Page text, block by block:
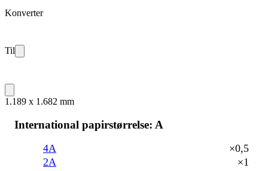
Konverter
Til
1.189 x 1.682 mm
International papirstørrelse: A
4A
×0,5
2A
×1